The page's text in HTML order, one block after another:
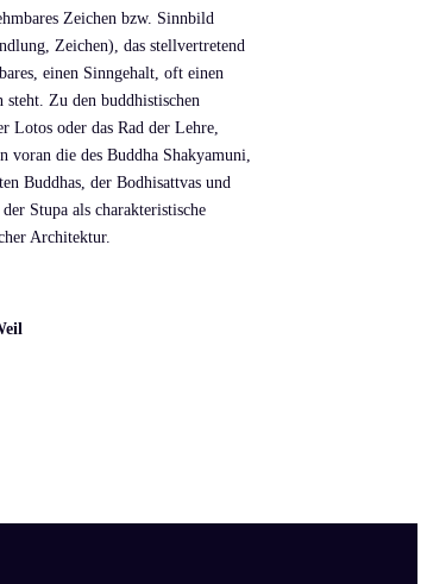
Zeichen bzw. Sinnbild
Zeichen), das stellvertretend
einen Sinngehalt, oft einen
Zu den buddhistischen
Lotos oder das Rad der Lehre,
voran die des Buddha Shakyamuni,
Buddhas, der Bodhisattvas und
Stupa als charakteristische
Architektur.